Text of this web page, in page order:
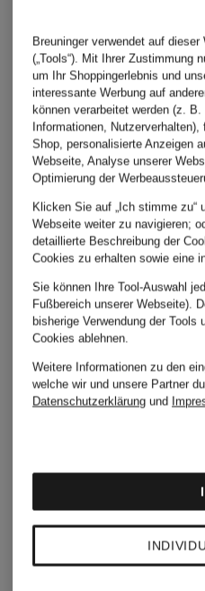
als
Europa.
Es kann
Die
im Jahre
Breuninger verwendet auf
(„Tools“). Mit Ihrer Zustimmung
um Ihr Shoppingerlebnis und
interessante Werbung auf
können verarbeitet werden (z.
Informationen,
Shop, personalisierte Anzeigen
Webseite, Analyse unserer
Optimierung der
Klicken Sie auf „Ich stimme zu“
Webseite weiter zu navigieren;
detaillierte Beschreibung der
Cookies zu erhalten sowie eine
Sie können Ihre Tool-Auswahl
Fußbereich unserer Webseite).
bisherige Verwendung der Tools
Cookies ablehnen.
Weitere Informationen zu den
welche wir und unsere Partner
Datenschutzerklärung und